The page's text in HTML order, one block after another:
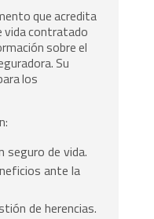
que acredita
vida contratado
sobre el
Su
los
seguro de vida.
ante la
de herencias.